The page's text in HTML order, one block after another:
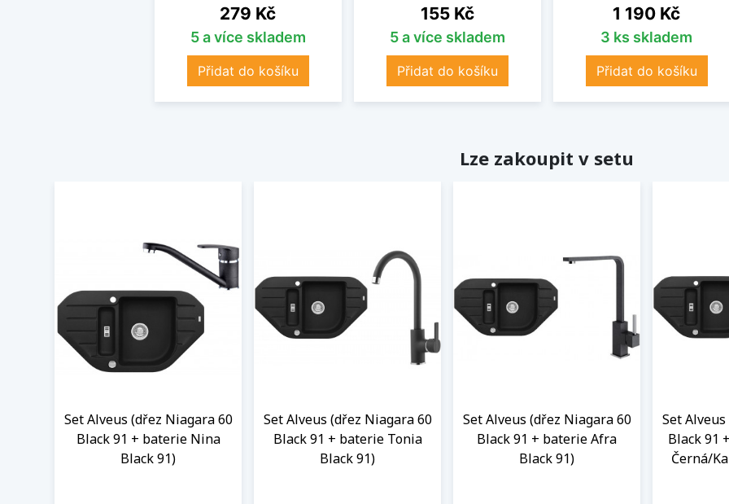
Cena
279 Kč
5 a více skladem
Přidat do košíku
Cena
155 Kč
5 a více skladem
Přidat do košíku
Cena
1 190 Kč
3 ks skladem
Přidat do košíku
Lze zakoupit v setu
Set Alveus (dřez Niagara 60
Black 91 + baterie Nina
Black 91)
Set Alveus (dřez Niagara 60
Black 91 + baterie Tonia
Black 91)
Set Alveus (dřez Niagara 60
Black 91 + baterie Afra
Black 91)
Set
Black 91
Černá/